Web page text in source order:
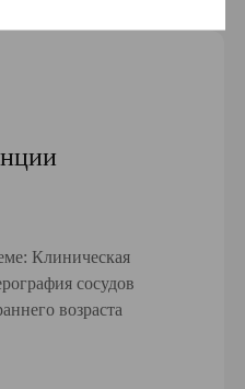
Клиническая
сосудов
возраста